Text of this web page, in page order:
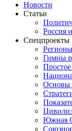
Новости
Статьи
Россия
Спецпроекты
Гимны
Основы
Южная